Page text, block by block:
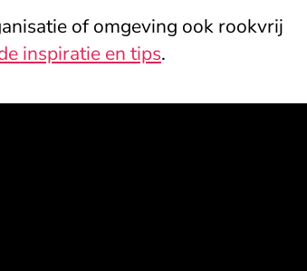
of omgeving ook rookvrij
inspiratie en tips.